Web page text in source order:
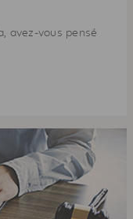
avez-vous pensé